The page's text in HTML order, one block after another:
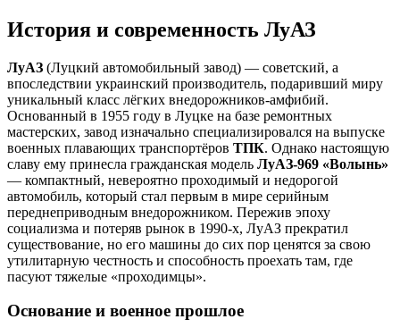
История и современность ЛуАЗ
ЛуАЗ (Луцкий автомобильный завод) — советский, а
впоследствии украинский производитель, подаривший миру
уникальный класс лёгких внедорожников-амфибий.
Основанный в 1955 году в Луцке на базе ремонтных
мастерских, завод изначально специализировался на выпуске
военных плавающих транспортёров ТПК. Однако настоящую
славу ему принесла гражданская модель ЛуАЗ-969 «Волынь»
— компактный, невероятно проходимый и недорогой
автомобиль, который стал первым в мире серийным
переднеприводным внедорожником. Пережив эпоху
социализма и потеряв рынок в 1990-х, ЛуАЗ прекратил
существование, но его машины до сих пор ценятся за свою
утилитарную честность и способность проехать там, где
пасуют тяжелые «проходимцы».
Основание и военное прошлое